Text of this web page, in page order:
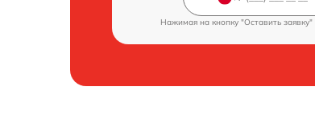
Нажимая на кнопку "Оставить